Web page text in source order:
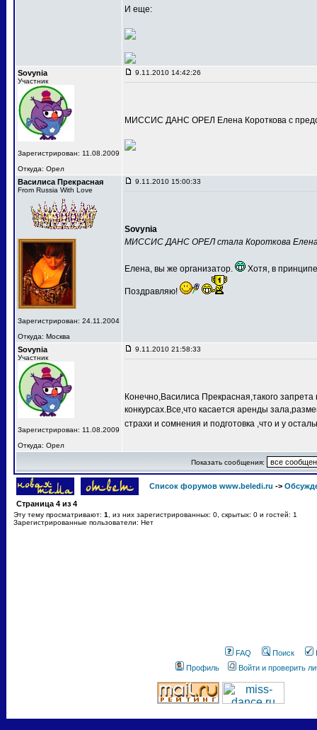
И еще:
Sovynia
Участник
Зарегистрирован: 11.08.2009
Откуда: Орел
9.11.2010 14:42:26
МИССИС ДАНС ОРЕЛ Елена Короткова с
Василиса Прекрасная
From Russia With Love
Зарегистрирован: 24.11.2004
Откуда: Москва
9.11.2010 15:00:33
Sovynia
МИССИС ДАНС ОРЕЛ стала Короткова
Елена, вы же организатор. Хотя, в
Поздравляю!
Sovynia
Участник
Зарегистрирован: 11.08.2009
Откуда: Орел
9.11.2010 21:58:33
Конечно,Василиса Прекрасная,такого
конкурсах.Все,что касается аренды
страхи и сомнения и подготовка ,что и у
Показать сообщения:
Список форумов www.beledi.ru ->
Страница 4 из 4
Эту тему просматривают: 1
, из них зарегистрированных: 0, скрытых: 0 и гостей: 1
Зарегистрированные пользователи: Нет
FAQ Поиск
Профиль
Войти и проверить